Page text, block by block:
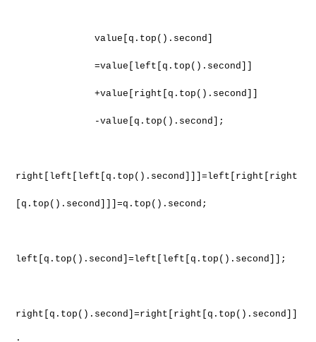
value[q.top().second]
=value[left[q.top().second]]
+value[right[q.top().second]]
-value[q.top().second];
right[left[left[q.top().second]]]=left[right[right
[q.top().second]]]=q.top().second;
left[q.top().second]=left[left[q.top().second]];
right[q.top().second]=right[right[q.top().second]]